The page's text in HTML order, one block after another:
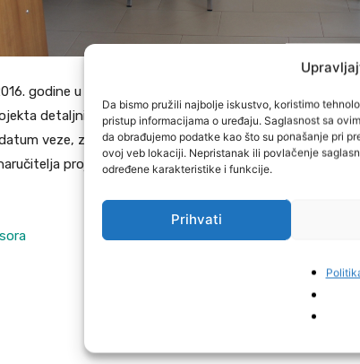
Da bismo pružili najbolje iskustvo, koristimo
pristup informacijama o uređaju. Saglasnost sa
da obrađujemo podatke kao što su ponašanje pri
ovoj veb lokaciji. Nepristanak ili povlačenje
određene karakteristike i funkcije.
Prihvati
godine u zgradi općine Usora sa početkom u 11:00
detaljnih hidro-geoloških istraživanja na području
veze, zaključenog između nositelja izrade projekta –
projekta – Ministarstva za gospodarstvo